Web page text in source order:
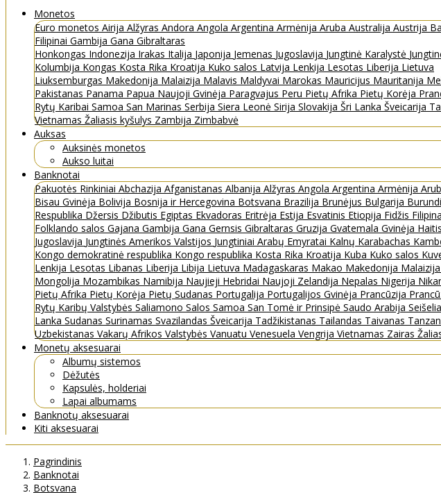
Monetos
Euro monetos Airija Alžyras Andora Angola Argentina Armėnija Aruba Australija Austrija
Filipinai Gambija Gana Gibraltaras
Honkongas Indonezija Irakas Italija Japonija Jemenas Jugoslavija Jungtinė Karalystė
Kolumbija Kongas Kosta Rika Kroatija Kuko salos Latvija Lenkija Lesotas Liberija Lietuva
Liuksemburgas Makedonija Malaizija Malavis Maldyvai Marokas Mauricijus Mauritanija
Pakistanas Panama Papua Naujoji Gvinėja Paragvajus Peru Pietų Afrika Pietų Korėja
Rytų Karibai Samoa San Marinas Serbija Siera Leonė Sirija Slovakija Šri Lanka Šveicarija
Vietnamas Žaliasis kyšulys Zambija Zimbabvė
Auksas
Auksinės monetos
Aukso luitai
Banknotai
Pakuotės Rinkiniai Abchazija Afganistanas Albanija Alžyras Angola Argentina Armėnija
Bisau Gvinėja Bolivija Bosnija ir Hercegovina Botsvana Brazilija Brunėjus Bulgarija
Respublika Džersis Džibutis Egiptas Ekvadoras Eritrėja Estija Esvatinis Etiopija Fidžis
Folklando salos Gajana Gambija Gana Gernsis Gibraltaras Gruzija Gvatemala Gvinėja Haitis
Jugoslavija Jungtinės Amerikos Valstijos Jungtiniai Arabų Emyratai Kalnų Karabachas
Kongo demokratinė respublika Kongo respublika Kosta Rika Kroatija Kuba Kuko salos
Lenkija Lesotas Libanas Liberija Libija Lietuva Madagaskaras Makao Makedonija Malaizija
Mongolija Mozambikas Namibija Naujieji Hebridai Naujoji Zelandija Nepalas Nigerija
Pietų Afrika Pietų Korėja Pietų Sudanas Portugalija Portugalijos Gvinėja Prancūzija
Rytų Karibų Valstybės Saliamono Salos Samoa San Tomė ir Prinsipė Saudo Arabija
Lanka Sudanas Surinamas Svazilandas Šveicarija Tadžikistanas Tailandas Taivanas
Uzbekistanas Vakarų Afrikos Valstybės Vanuatu Venesuela Vengrija Vietnamas Zairas
Monetų aksesuarai
Albumų sistemos
Dėžutės
Kapsulės, holderiai
Lapai albumams
Banknotų aksesuarai
Kiti aksesuarai
Pagrindinis
Banknotai
Botsvana